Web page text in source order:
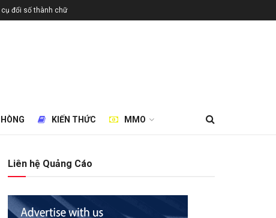
cụ đổi số thành chữ
KIẾN THỨC MMO
Liên hệ Quảng Cáo